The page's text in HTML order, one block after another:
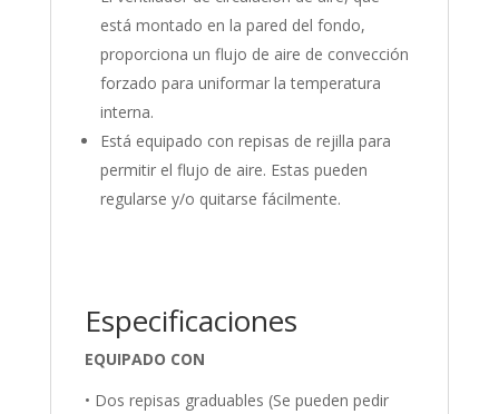
está montado en la pared del fondo,
proporciona un flujo de aire de convección
forzado para uniformar la temperatura
interna.
Está equipado con repisas de rejilla para
permitir el flujo de aire. Estas pueden
regularse y/o quitarse fácilmente.
Especificaciones
EQUIPADO CON
• Dos repisas graduables (Se pueden pedir